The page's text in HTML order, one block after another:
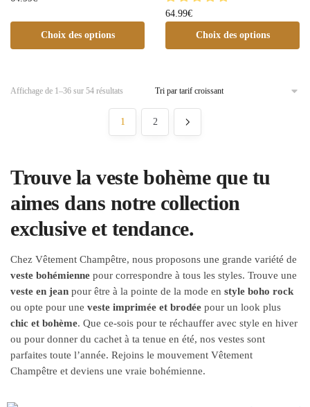
Choix des options
64.99€
Choix des options
Affichage de 1–36 sur 54 résultats
1 2
Trouve la veste bohème que tu
aimes dans notre collection
exclusive et tendance.
Chez Vêtement Champêtre, nous proposons une grande variété de
veste bohémienne pour correspondre à tous les styles. Trouve une
veste en jean pour être à la pointe de la mode en style boho rock
ou opte pour une veste imprimée et brodée pour un look plus
chic et bohème. Que ce-sois pour te réchauffer avec style en hiver
ou pour donner du cachet à ta tenue en été, nos vestes sont
parfaites toute l’année. Rejoins le mouvement Vêtement
Champêtre et deviens une vraie bohémienne.